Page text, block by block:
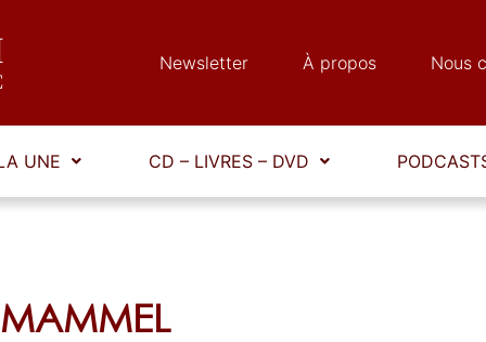
Newsletter À propos Nous
UNE CD – LIVRES – DVD